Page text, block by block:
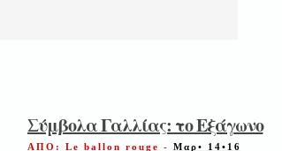
Σύμβολα Γαλλίας: το Εξάγωνο
ΑΠΟ: Le ballon rouge - Μαρ• 14•16